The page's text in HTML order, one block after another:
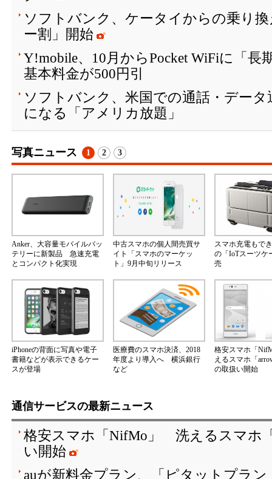
ソフトバンク、ケータイからの乗り
ー割」開始
Y!mobile、10月からPocket WiFiに「
基本料金が500円引
ソフトバンク、米国での通話・デー
になる「アメリカ放題」
写真ニュース 1 2 3
Anker、大容量モバイルバッ
テリーに新製品 急速充電
とコンパクト化実現
中古スマホの個人間売買サ
イト「スマホのマーケッ
ト」9月中旬リリース
スマホ充電もで
の「IoTスーツケ
売
iPhoneの背面に写真や電子
書籍などが表示できるケー
スが登場
医療費のスマホ決済、2018
年度より導入へ 横浜銀行
など
格安スマホ「
えるスマホ「
の取扱い開始
通信サービスの最新ニュース
格安スマホ「NifMo」 洗えるスマホ
い開始
auが新料金プラン、「ピタットプラン